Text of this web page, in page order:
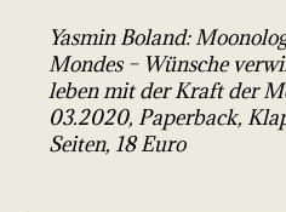
Yasmin Boland:
Mondes – Wünsche
leben mit der Kraft der
03.2020, Paperback,
Seiten, 18 Euro